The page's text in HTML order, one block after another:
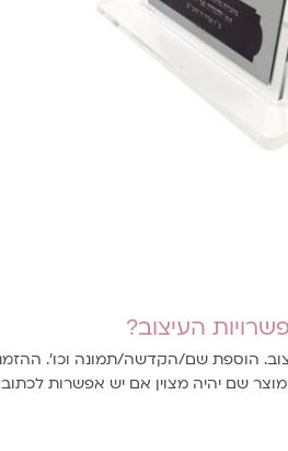
העיצוב?
הוספת שם/הקדשה/תמונה וכו'.
שם יהיה מצוין אם יש אפשרות